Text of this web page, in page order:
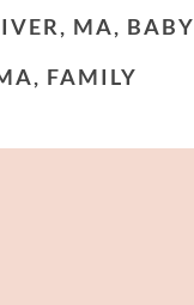
MA, BABY
FAMILY